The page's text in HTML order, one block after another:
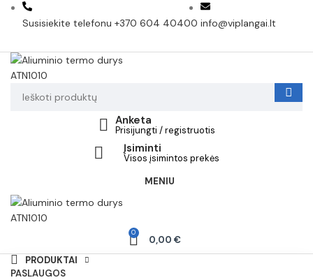
Susisiekite telefonu +370 604 40400 info@viplangai.lt
Anketa
Prisijungti / registruotis
Įsiminti
Visos įsimintos prekės
MENIU
0
0,00 €
PRODUKTAI
PASLAUGOS